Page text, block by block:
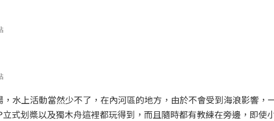
水上活動當然少不了，在內河區的地方，由於不會受到海浪影響，
式划槳以及獨木舟這裡都玩得到，而且隨時都有教練在旁邊，即使